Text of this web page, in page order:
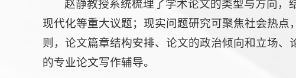
赵静教授系统梳理了学术论文的类型与方向
现代化等重大议题；现实问题研究可聚焦社会热
则，论文篇章结构安排、论文的政治倾向和立场
的专业论文写作辅导。